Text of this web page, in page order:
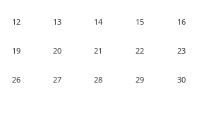
12 13 14 15 16
19 20 21 22 23
26 27 28 29 30